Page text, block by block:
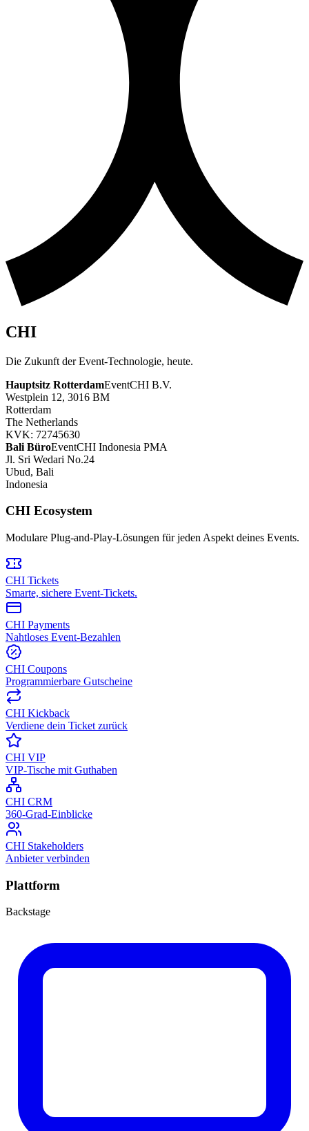
CHI
Die Zukunft der Event-Technologie, heute.
Hauptsitz RotterdamEventCHI B.V.
Westplein 12, 3016 BM
Rotterdam
The Netherlands
KVK: 72745630
Bali BüroEventCHI Indonesia PMA
Jl. Sri Wedari No.24
Ubud, Bali
Indonesia
CHI Ecosystem
Modulare Plug-and-Play-Lösungen für jeden Aspekt deines Events.
CHI Tickets
Smarte, sichere Event-Tickets.
CHI Payments
Nahtloses Event-Bezahlen
CHI Coupons
Programmierbare Gutscheine
CHI Kickback
Verdiene dein Ticket zurück
CHI VIP
VIP-Tische mit Guthaben
CHI CRM
360-Grad-Einblicke
CHI Stakeholders
Anbieter verbinden
Plattform
Backstage